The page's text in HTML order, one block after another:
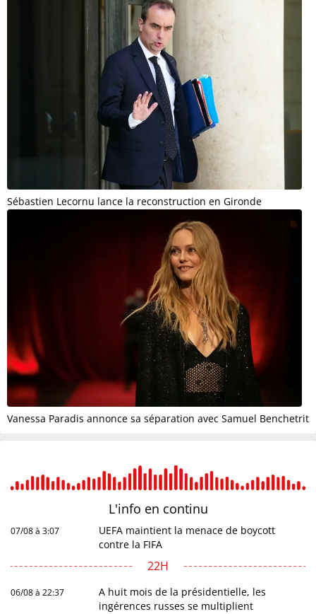
Sébastien Lecornu lance la reconstruction en Gironde
Vanessa Paradis annonce sa séparation avec Samuel Benchetrit
L'info en continu
07/08 à 3:07
UEFA maintient la menace de boycott
contre la FIFA
22H
06/08 à 22:37
A huit mois de la présidentielle, les
ingérences russes se multiplient